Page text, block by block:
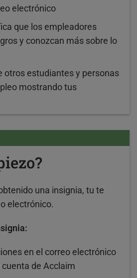
electrónico
que los empleadores
y conozcan más sobre lo
otros estudiantes y personas
mostrando tus
una insignia, tu te
electrónico.
en el correo electrónico
de Acclaim